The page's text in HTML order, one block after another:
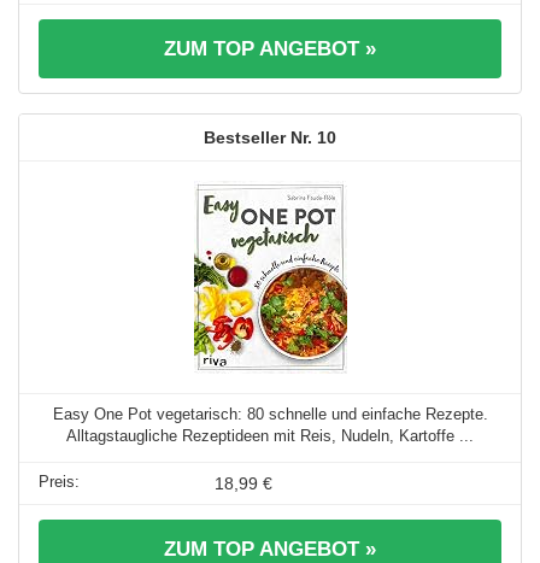
ZUM TOP ANGEBOT »
10
Easy One Pot vegetarisch: 80 schnelle und einfache Rezepte.
Alltagstaugliche Rezeptideen mit Reis, Nudeln, Kartoffe ...
18,99 €
ZUM TOP ANGEBOT »